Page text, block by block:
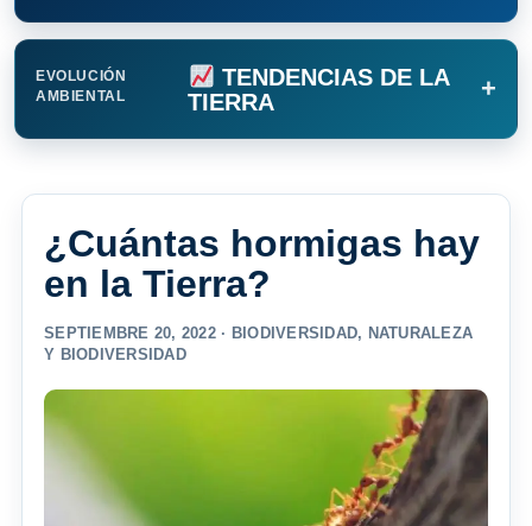
EVOLUCIÓN
AMBIENTAL
TENDENCIAS DE LA
TIERRA
+
¿Cuántas hormigas hay
en la Tierra?
SEPTIEMBRE 20, 2022 · BIODIVERSIDAD, NATURALEZA
Y BIODIVERSIDAD